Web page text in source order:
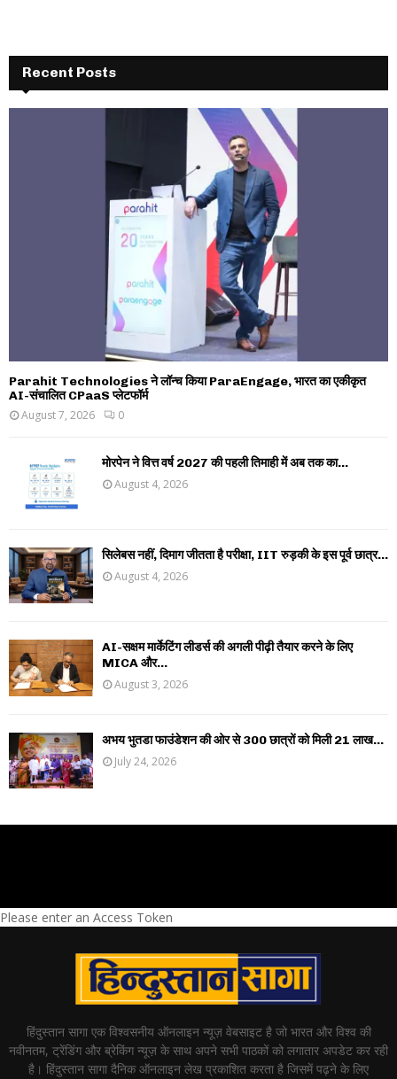
Recent Posts
Parahit Technologies ने लॉन्च किया ParaEngage, भारत का एकीकृत
AI-संचालित CPaaS प्लेटफॉर्म
August 7, 2026
0
मोरपेन ने वित्त वर्ष 2027 की पहली तिमाही में अब तक का...
August 4, 2026
सिलेबस नहीं, दिमाग जीतता है परीक्षा, IIT रुड़की के इस पूर्व छात्र...
August 4, 2026
AI-सक्षम मार्केटिंग लीडर्स की अगली पीढ़ी तैयार करने के लिए
MICA और...
August 3, 2026
अभय भुतडा फाउंडेशन की ओर से 300 छात्रों को मिली 21 लाख...
July 24, 2026
Please enter an Access Token
हिंदुस्तान सागा एक विश्वसनीय ऑनलाइन न्यूज़ वेबसाइट है जो भारत और विश्व की
नवीनतम, ट्रेंडिंग और ब्रेकिंग न्यूज़ के साथ अपने सभी पाठकों को लगातार अपडेट कर रही
है। हिंदुस्तान सागा दैनिक ऑनलाइन लेख प्रकाशित करता है जिसमें पढ़ने के लिए